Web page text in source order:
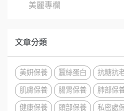
美麗專欄
文章分類
美妍保養 蠶絲蛋白 抗糖抗
肌膚保養
腸胃保養 肺部保
健康保養
頭部保養 私密處